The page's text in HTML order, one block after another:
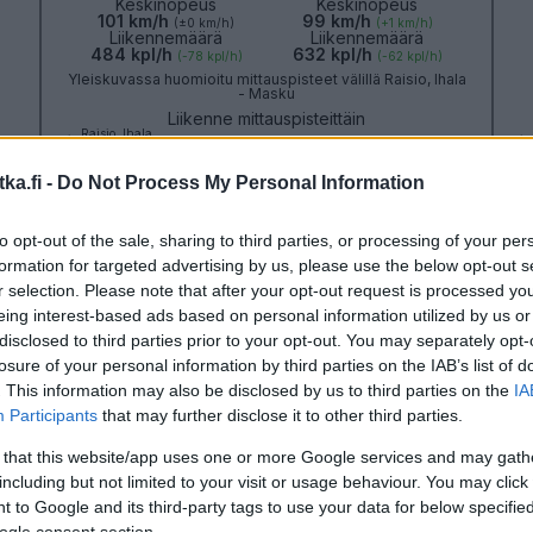
- Do Not Process My Personal Information
opt-out of the sale, sharing to third parties, or processing of your
for targeted advertising by us, please use the below opt-out
selection. Please note that after your opt-out request is processed
interest-based ads based on personal information utilized by us
to third parties prior to your opt-out. You may separately
of your personal information by third parties on the IAB’s list of
This information may also be disclosed by us to third parties on the
Participants that may further disclose it to other third parties.
that this website/app uses one or more Google services and may
but not limited to your visit or usage behaviour. You may
to Google and its third-party tags to use your data for below
Keskinopeus
101 km/h (±0 km/h)
Liikennemäärä
484 kpl/h (-78 kpl/h)
Keskinopeus
99 km/h (+1 km/h)
Liikennemäärä
632 kpl/h (-62 kpl/h)
Yleiskuvassa huomioitu mittauspisteet välillä Raisio, Ihala
- Masku
Liikenne mittauspisteittäin
← Raisio, Ihala
Näytä Valtatie 8 kaikki mittauspisteet
Tiedot päivitetty 07.08.2026 20:18
←
Turun kehätie, Kantatie 40
Liikenteen yleiskuva
Suuntaan
Naantali
Suuntaan
Piikkiö